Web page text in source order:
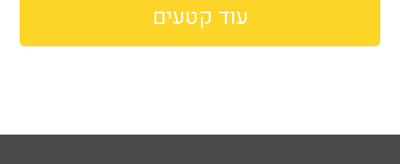
עוד קטעים